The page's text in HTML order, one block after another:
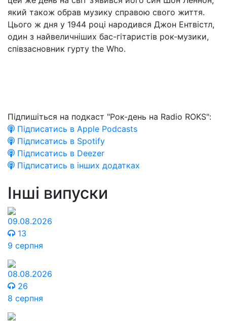
який також обрав музику справою свого життя.
Цього ж дня у 1944 році народився Джон Ентвістл,
один з найвеличніших бас-гітаристів рок-музики,
співзасновник гурту the Who.
Підпишіться на подкаст "Рок-день на Radio ROKS":
Підписатись в Apple Podcasts
Підписатись в Spotify
Підписатись в Deezer
Підписатись в інших додатках
Інші випуски
09.08.2026
13
9 серпня
08.08.2026
26
8 серпня